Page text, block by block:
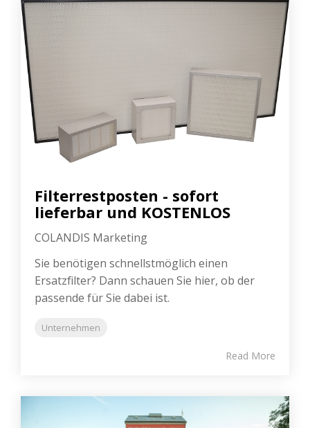
Filterrestposten - sofort
lieferbar und KOSTENLOS
COLANDIS Marketing
Sie benötigen schnellstmöglich einen
Ersatzfilter? Dann schauen Sie hier, ob der
passende für Sie dabei ist.
Unternehmen
Read More